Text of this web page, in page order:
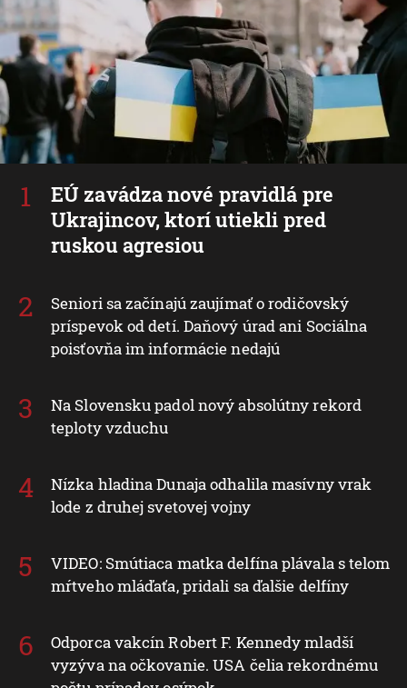
EÚ zavádza nové pravidlá pre
Ukrajincov, ktorí utiekli pred
ruskou agresiou
Seniori sa začínajú zaujímať o rodičovský
príspevok od detí. Daňový úrad ani Sociálna
poisťovňa im informácie nedajú
Na Slovensku padol nový absolútny rekord
teploty vzduchu
Nízka hladina Dunaja odhalila masívny vrak
lode z druhej svetovej vojny
VIDEO: Smútiaca matka delfína plávala s telom
mŕtveho mláďaťa, pridali sa ďalšie delfíny
Odporca vakcín Robert F. Kennedy mladší
vyzýva na očkovanie. USA čelia rekordnému